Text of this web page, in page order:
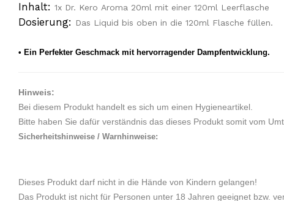
Inhalt: 1x Dr. Kero Aroma 20ml mit einer 120ml Leerflasche
Dosierung: Das Liquid bis oben in die 120ml Flasche füllen.
• Ein Perfekter Geschmack mit hervorragender Dampfentwicklung.
Hinweis:
Bei diesem Produkt handelt es sich um einen Hygieneartikel.
Bitte haben Sie dafür verständnis das dieses Produkt somit vom
Sicherheitshinweise / Warnhinweise:
Dieses Produkt darf nicht in die Hände von Kindern gelangen!
Das Produkt ist nicht für Personen unter 18 Jahren geeignet bzw.